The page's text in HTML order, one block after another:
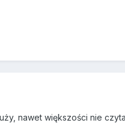
nawet większości nie